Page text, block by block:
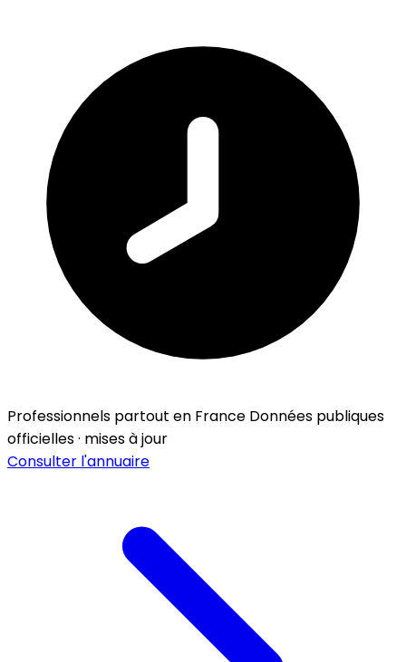
Professionnels partout en France Données publiques
officielles · mises à jour
Consulter l'annuaire